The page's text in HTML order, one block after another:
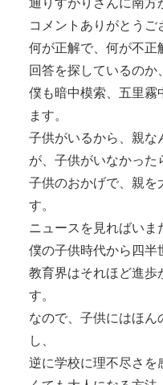
通りすがりさんに南方
コメントありがとうご
何が正解で、何が不正
回答を探しているのか、
僕も暗中模索、五里霧
ます。
子供がいるから、親な
が、子供がいなかった
子供のおかげで、親を
す。
ニュースを見ればいま
僕の子供時代から四半
教育界はそれほど進歩
す。
なので、子供にはほん
し、
逆に学校に理不尽さを